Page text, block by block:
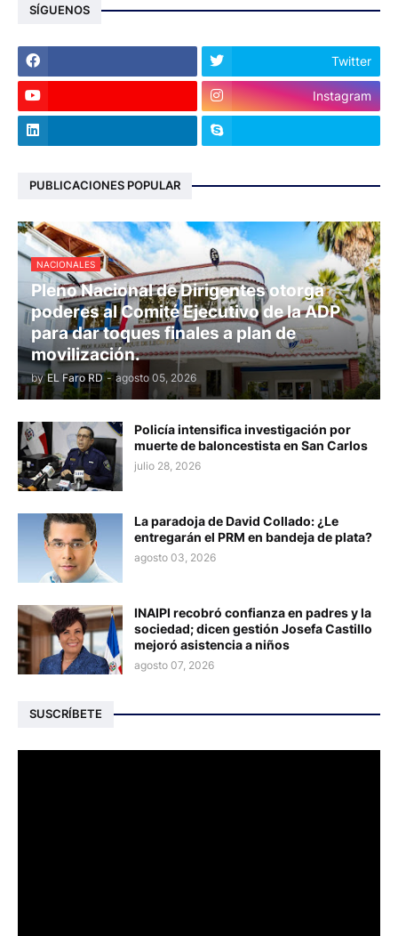
SÍGUENOS
Twitter
Instagram
PUBLICACIONES POPULAR
NACIONALES
Pleno Nacional de Dirigentes otorga
poderes al Comité Ejecutivo de la ADP
para dar toques finales a plan de
movilización.
by EL Faro RD - agosto 05, 2026
Policía intensifica investigación por
muerte de baloncestista en San Carlos
julio 28, 2026
La paradoja de David Collado: ¿Le
entregarán el PRM en bandeja de plata?
agosto 03, 2026
INAIPI recobró confianza en padres y la
sociedad; dicen gestión Josefa Castillo
mejoró asistencia a niños
agosto 07, 2026
SUSCRÍBETE